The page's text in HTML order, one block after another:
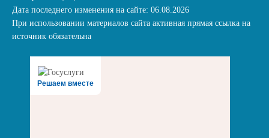
Дата последнего изменения на сайте: 06.08.2026
При использовании материалов сайта активная прямая ссылка на
источник обязательна
Решаем вместе